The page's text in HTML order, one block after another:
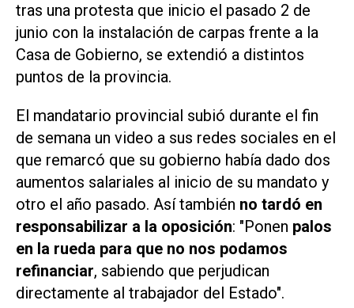
tras una protesta que inicio el pasado 2 de
junio con la instalación de carpas frente a la
Casa de Gobierno, se extendió a distintos
puntos de la provincia.
El mandatario provincial subió durante el fin
de semana un video a sus redes sociales en el
que remarcó que su gobierno había dado dos
aumentos salariales al inicio de su mandato y
otro el año pasado. Así también no tardó en
responsabilizar a la oposición: "Ponen palos
en la rueda para que no nos podamos
refinanciar, sabiendo que perjudican
directamente al trabajador del Estado".